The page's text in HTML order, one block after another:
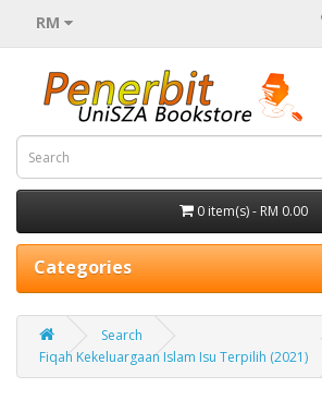
RM
0 item(s) - RM 0.00
Categories
Search
Fiqah Kekeluargaan Islam Isu Terpilih (2021)